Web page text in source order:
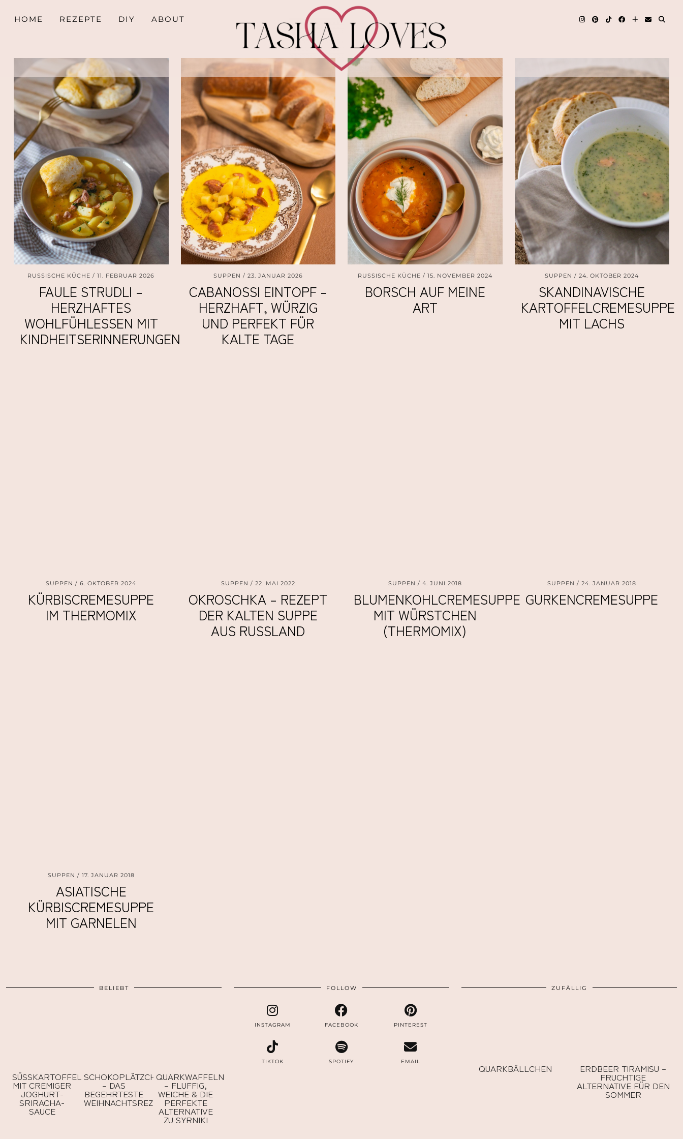
HOME REZEPTE DIY ABOUT
RUSSISCHE KÜCHE 11. FEBRUAR 2026
FAULE STRUDLI –
HERZHAFTES
WOHLFÜHLESSEN MIT
KINDHEITSERINNERUNGEN
SUPPEN 23. JANUAR 2026
CABANOSSI EINTOPF –
HERZHAFT, WÜRZIG
UND PERFEKT FÜR
KALTE TAGE
RUSSISCHE KÜCHE 15. NOVEMBER 2024
BORSCH AUF MEINE
ART
SUPPEN 24. OKTOBER 2024
SKANDINAVISCHE
KARTOFFELCREMESUPPE
MIT LACHS
SUPPEN 6. OKTOBER 2024
KÜRBISCREMESUPPE
IM THERMOMIX
SUPPEN 22. MAI 2022
OKROSCHKA – REZEPT
DER KALTEN SUPPE
AUS RUSSLAND
SUPPEN 4. JUNI 2018
BLUMENKOHLCREMESUPPE
MIT WÜRSTCHEN
(THERMOMIX)
SUPPEN 24. JANUAR 2018
GURKENCREMESUPPE
SUPPEN 17. JANUAR 2018
ASIATISCHE
KÜRBISCREMESUPPE
MIT GARNELEN
BELIEBT
SÜSSKARTOFFELBOWL M
IT CREMIGER J
OGHURT-S
RIRACHA-S
AUCE
SCHOKOPLÄTZCHEN
– DAS
BEGEHRTESTE
WEIHNACHTSREZEPT
QUARKWAFFELN
– FLUFFIG,
WEICHE & DIE
PERFEKTE
ALTERNATIVE
ZU SYRNIKI
FOLLOW
INSTAGRAM FACEBOOK PINTEREST
TIKTOK SPOTIFY EMAIL
ZUFÄLLIG
QUARKBÄLLCHEN ERDBEER TIRAMISU –
FRUCHTIGE
ALTERNATIVE FÜR DEN
SOMMER